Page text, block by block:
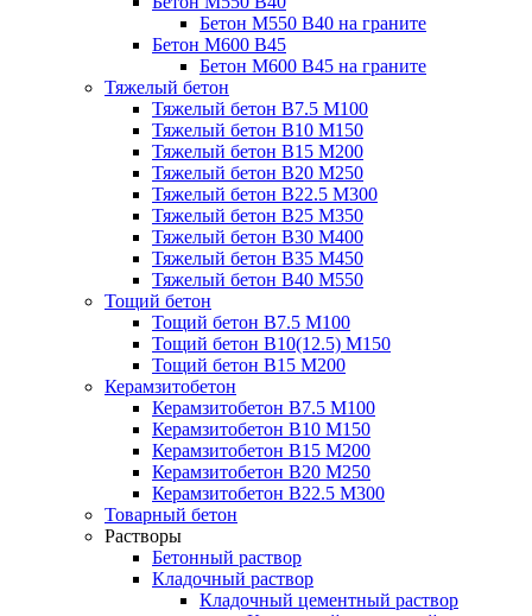
Бетон М550 В40 на граните
Бетон М600 В45
Бетон М600 В45 на граните
Тяжелый бетон
Тяжелый бетон В7.5 М100
Тяжелый бетон В10 М150
Тяжелый бетон В15 М200
Тяжелый бетон В20 М250
Тяжелый бетон В22.5 М300
Тяжелый бетон В25 М350
Тяжелый бетон В30 М400
Тяжелый бетон В35 М450
Тяжелый бетон В40 М550
Тощий бетон
Тощий бетон В7.5 М100
Тощий бетон В10(12.5) М150
Тощий бетон В15 М200
Керамзитобетон
Керамзитобетон В7.5 М100
Керамзитобетон В10 М150
Керамзитобетон В15 М200
Керамзитобетон В20 М250
Керамзитобетон В22.5 М300
Товарный бетон
Растворы
Бетонный раствор
Кладочный раствор
Кладочный цементный раствор